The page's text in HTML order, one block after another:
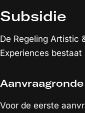
Subsidie
De Regeling Artistic
Experiences
Voor de eerste